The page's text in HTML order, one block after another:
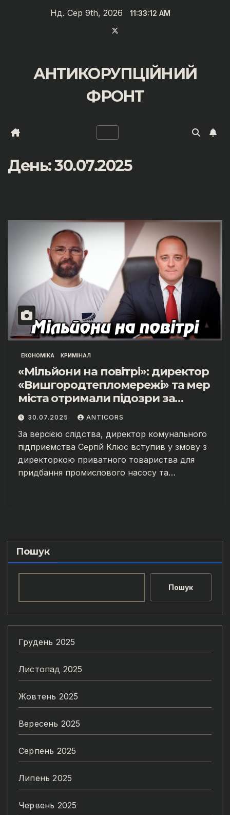
Нд. Сер 9th, 2026 11:33:12 AM
АНТИКОРУПЦІЙНИЙ
ФРОНТ
День:30.07.2025
ЕКОНОМІКА КРИМІНАЛ
«Мільйони на повітрі»: директор
«Вишгородтепломережі» та мер
міста отримали підозри за
масштабні оборудки
30.07.2025 ANTICORS
За версією слідства, директор комунального
підприємства Сергій Клюс вступив у змову з
директоркою приватного товариства для
придбання промислового насосу та…
Пошук
Пошук
Грудень 2025
Листопад 2025
Жовтень 2025
Вересень 2025
Серпень 2025
Липень 2025
Червень 2025